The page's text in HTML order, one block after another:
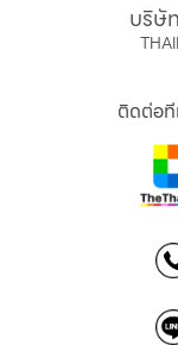
บริษั
ติดต่อ